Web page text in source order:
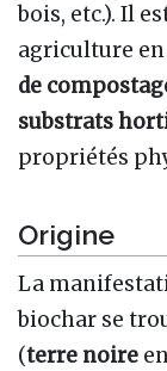
bois, etc.). Il
agriculture en
de
substrats
propriétés
Origine
La
biochar se
(terre noire